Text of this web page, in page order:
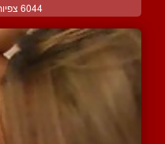
6044 צפיות